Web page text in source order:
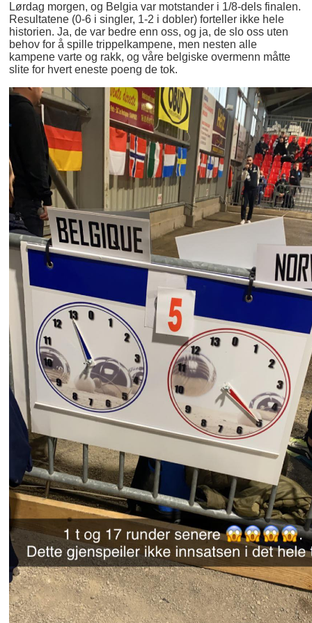
Lørdag morgen, og Belgia var motstander i 1/8-dels finalen.
Resultatene (0-6 i singler, 1-2 i dobler) forteller ikke hele
historien. Ja, de var bedre enn oss, og ja, de slo oss uten
behov for å spille trippelkampene, men nesten alle
kampene varte og rakk, og våre belgiske overmenn måtte
slite for hvert eneste poeng de tok.